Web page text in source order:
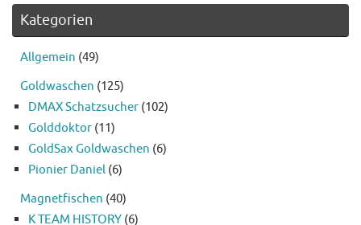
Kategorien
Allgemein (49)
Goldwaschen (125)
DMAX Schatzsucher (102)
Golddoktor (11)
GoldSax Goldwaschen (6)
Pionier Daniel (6)
Magnetfischen (40)
K TEAM HISTORY (6)